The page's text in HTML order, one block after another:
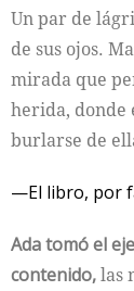
Un par de
de sus ojos.
mirada que
herida, donde
burlarse de
—El libro, por
Ada tomó el
contenido,las